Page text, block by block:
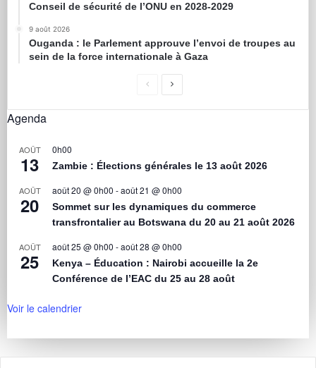
Conseil de sécurité de l’ONU en 2028-2029
9 août 2026
Ouganda : le Parlement approuve l’envoi de troupes au
sein de la force internationale à Gaza
Agenda
AOÛT
13
0h00
Zambie : Élections générales le 13 août 2026
AOÛT
20
août 20 @ 0h00 -août 21 @ 0h00
Sommet sur les dynamiques du commerce
transfrontalier au Botswana du 20 au 21 août 2026
AOÛT
25
août 25 @ 0h00 -août 28 @ 0h00
Kenya – Éducation : Nairobi accueille la 2e
Conférence de l’EAC du 25 au 28 août
Voir le calendrier